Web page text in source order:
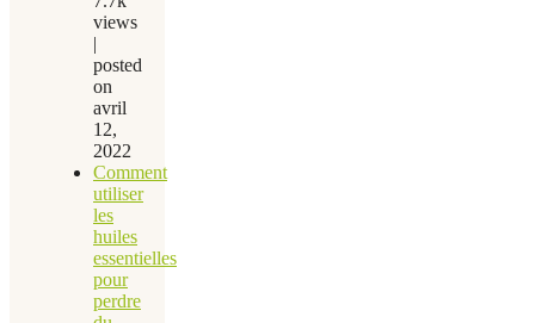
views
|
posted
on
avril
12,
2022
Comment
utiliser
les
huiles
essentielles
pour
perdre